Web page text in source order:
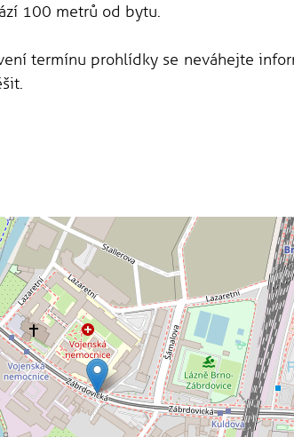
100 metrů od bytu.
termínu prohlídky se neváhejte